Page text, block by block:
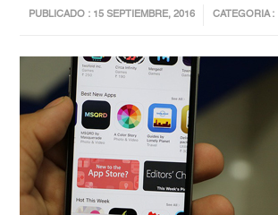
PUBLICADO : 15 SEPTIEMBRE, 2016 CATEGORIA :